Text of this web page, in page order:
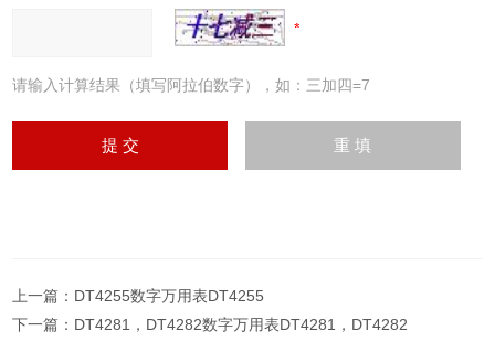
请输入计算结果（填写阿拉伯数字），如：三加四=7
上一篇： DT4255数字万用表DT4255
下一篇： DT4281，DT4282数字万用表DT4281，DT4282